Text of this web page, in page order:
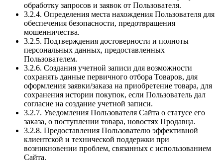
обработку запросов и заявок от Пользователя.
3.2.4. Определения места нахождения Пользователя для
обеспечения безопасности, предотвращения
мошенничества.
3.2.5. Подтверждения достоверности и полноты
персональных данных, предоставленных
Пользователем.
3.2.6. Создания учетной записи для возможности
сохранять данные первичного отбора Товаров, для
оформления заявки/заказа на приобретение товара, для
сохранения истории покупок, если Пользователь дал
согласие на создание учетной записи.
3.2.7. Уведомления Пользователя Сайта о статусе его
заказа, о поступлении товара, новостях Продавца.
3.2.8. Предоставления Пользователю эффективной
клиентской и технической поддержки при
возникновении проблем, связанных с использованием
Сайта.